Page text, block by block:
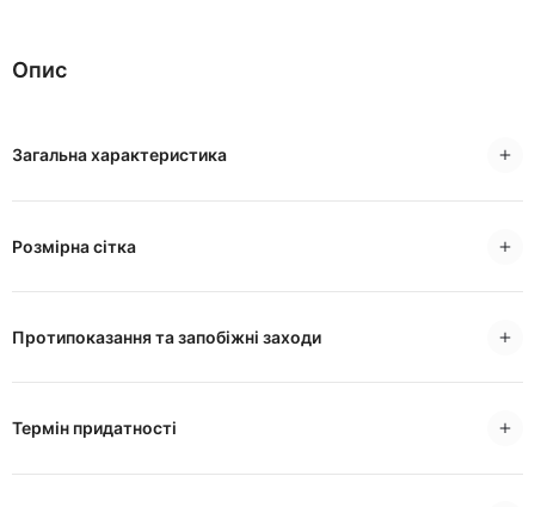
Опис
Загальна характеристика
Розмірна сітка
Протипоказання та запобіжні заходи
Термін придатності